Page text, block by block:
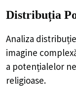
Distribuția
Analiza
imagine
a potențialelor
religioase.